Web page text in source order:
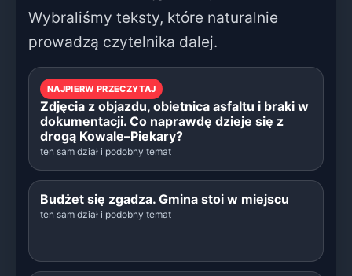
Wybraliśmy teksty, które naturalnie
prowadzą czytelnika dalej.
NAJPIERW PRZECZYTAJ
Zdjęcia z objazdu, obietnica asfaltu i braki w
dokumentacji. Co naprawdę dzieje się z
drogą Kowale–Piekary?
ten sam dział i podobny temat
Budżet się zgadza. Gmina stoi w miejscu
ten sam dział i podobny temat